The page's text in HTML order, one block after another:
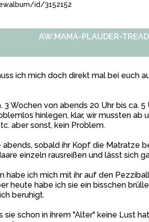
id/3152152
AW:MAMA-PLAUDER-TREAD
ich mich doch direkt mal bei euch
Wochen von abends 20 Uhr bis ca.
hinlegen, klar, wir mussten ab
aber sonst, kein Problem.
sobald ihr Kopf die Matratze
einzeln rausreißen und lässt sich
habe ich mich mit ihr auf den
heute habe ich sie ein bisschen
beruhigt.
sie schon in ihrem "Alter" keine Lust